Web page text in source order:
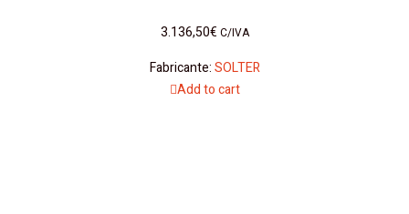
3.136,50€ C/IVA
Fabricante:SOLTER
Add to cart